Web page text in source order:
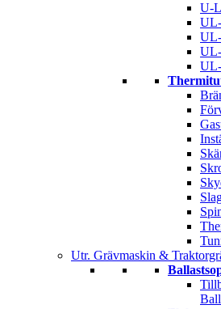
U-
Utr. Grävmaskin &